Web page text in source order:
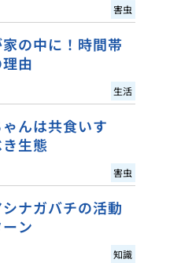
害虫
の中に！時間帯
由
生活
んは共食いす
生態
害虫
ナガバチの活動
ン
知識